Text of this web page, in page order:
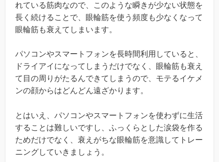
れている筋肉なので、このような瞬きが少ない状態を
長く続けることで、眼輪筋を使う頻度も少なくなって
眼輪筋も衰えてしまいます。
パソコンやスマートフォンを長時間利用していると、
ドライアイになってしまうだけでなく、眼輪筋も衰え
て目の周りがたるんできてしまうので、モテるイケメ
ンの顔からはどんどん遠ざかります。
とはいえ、パソコンやスマートフォンを使わずに生活
することは難しいですし、ふっくらとした涙袋を作る
ためだけでなく、衰えがちな眼輪筋を意識してトレー
ニングしていきましょう。